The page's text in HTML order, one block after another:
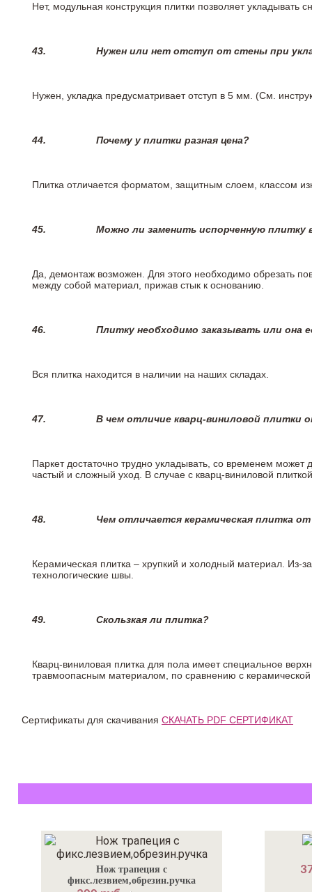
Нет, модульная конструкция плитки позволяет
43. Нужен или нет отступ от стены при
Нужен, укладка предусматривает отступ в 5 мм. (См.
44. Почему у плитки разная цена?
Плитка отличается форматом, защитным слоем, классом
45. Можно ли заменить испорченную плитку
Да, демонтаж возможен. Для этого необходимо обрезать
между собой материал, прижав стык к основанию.
46. Плитку необходимо заказывать или она
Вся плитка находится в наличии на наших складах.
47. В чем отличие кварц-виниловой плитки
Паркет достаточно трудно укладывать, со временем
частый и сложный уход. В случае с кварц-виниловой
48. Чем отличается керамическая плитка
Керамическая плитка – хрупкий и холодный материал. Из-
технологические швы.
49. Скользкая ли плитка?
Кварц-виниловая плитка для пола имеет специальное
травмоопасным материалом, по сравнению с
Сертификаты для скачивания СКАЧАТЬ PDF СЕРТИФИКАТ
Нож трапеция с
фикс.лезвием,обрезин.ручка